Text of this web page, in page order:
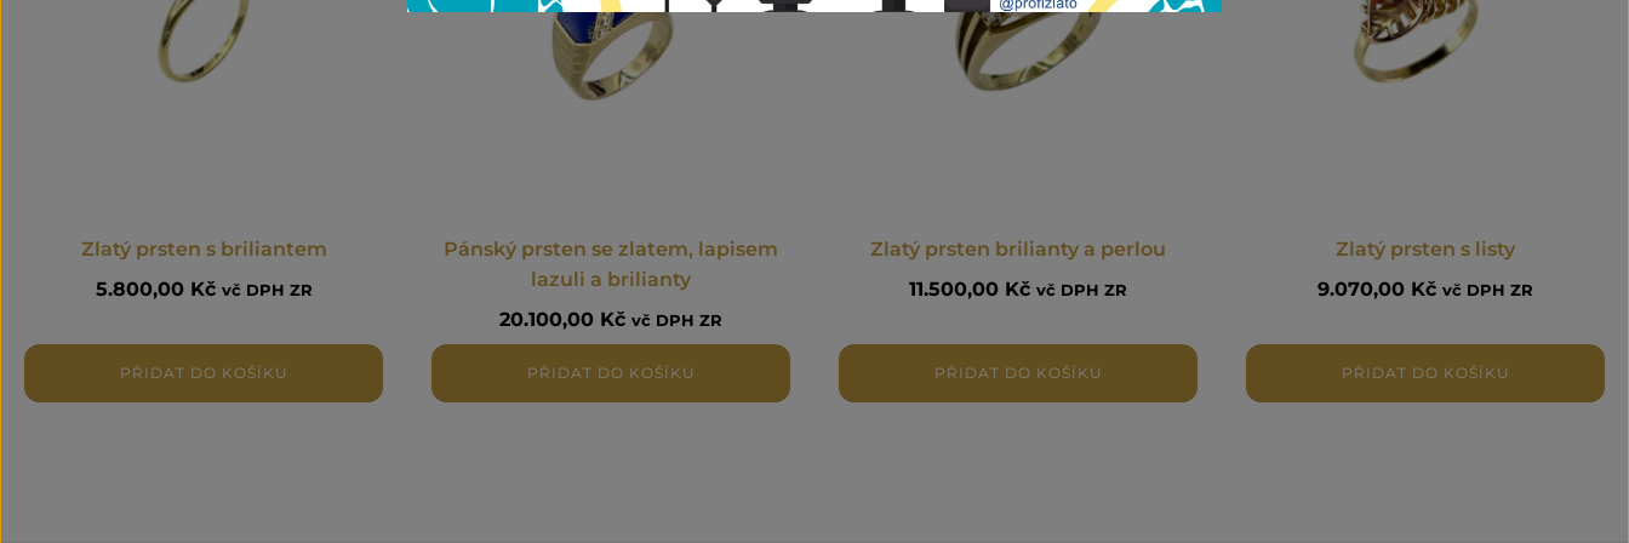
Zlatý prsten s briliantem
5.800,00 Kč vč DPH ZR
PŘIDAT DO KOŠÍKU
Pánský prsten se zlatem, lapisem
lazuli a brilianty
20.100,00 Kč vč DPH ZR
PŘIDAT DO KOŠÍKU
Zlatý prsten brilianty a perlou
11.500,00 Kč vč DPH ZR
PŘIDAT DO KOŠÍKU
Zlatý prsten s listy
9.070,00 Kč vč DPH ZR
PŘIDAT DO KOŠÍKU